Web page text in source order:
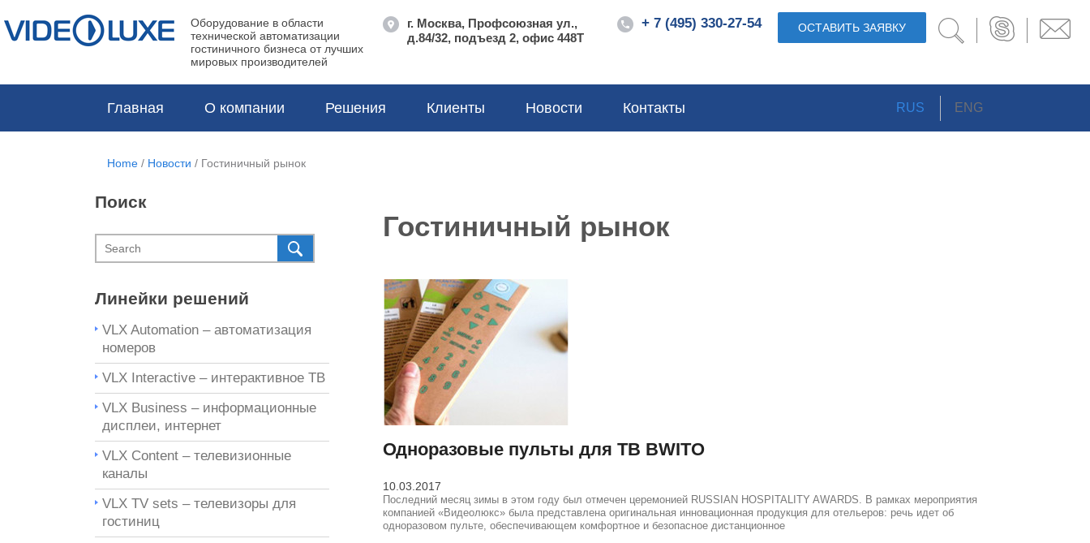
Оборудование в области
технической автоматизации
гостиничного бизнеса от лучших
мировых производителей
г. Москва, Профсоюзная ул.,
д.84/32, подъезд 2, офис 448Т
+ 7 (495) 330-27-54 ОСТАВИТЬ ЗАЯВКУ
Главная О компании Решения Клиенты Новости Контакты RUS ENG
Home / Новости / Гостиничный рынок
Гостиничный рынок
Одноразовые пульты для ТВ BWITO
10.03.2017
Последний месяц зимы в этом году был отмечен церемонией RUSSIAN HOSPITALITY AWARDS. В рамках мероприятия
компанией «Видеолюкс» была представлена оригинальная инновационная продукция для отельеров: речь идет об
одноразовом пульте, обеспечивающем комфортное и безопасное дистанционное
Поиск
Линейки решений
VLX Automation – автоматизация
номеров
VLX Interactive – интерактивное ТВ
VLX Business – информационные
дисплеи, интернет
VLX Content – телевизионные
каналы
VLX TV sets – телевизоры для
гостиниц